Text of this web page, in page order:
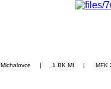
| 1 BK MI | MFK